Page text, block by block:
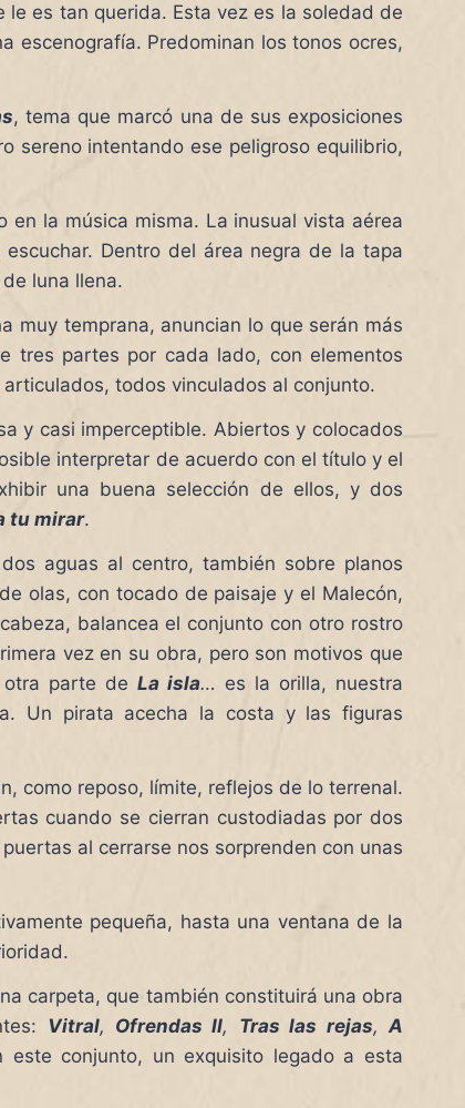
le es tan querida. Esta vez es la soledad de
escenografía. Predominan los tonos ocres,
, tema que marcó una de sus exposiciones
sereno intentando ese peligroso equilibrio,
la música misma. La inusual vista aérea
Dentro del área negra de la tapa
luna llena.
muy temprana, anuncian lo que serán más
tres partes por cada lado, con elementos
todos vinculados al conjunto.
y casi imperceptible. Abiertos y colocados
interpretar de acuerdo con el título y el
una buena selección de ellos, y dos
tu mirar.
aguas al centro, también sobre planos
olas, con tocado de paisaje y el Malecón,
balancea el conjunto con otro rostro
vez en su obra, pero son motivos que
otra parte de La isla… es la orilla, nuestra
Un pirata acecha la costa y las figuras
como reposo, límite, reflejos de lo terrenal.
cuando se cierran custodiadas por dos
al cerrarse nos sorprenden con unas
pequeña, hasta una ventana de la
carpeta, que también constituirá una obra
Vitral, Ofrendas II, Tras las rejas,A
conjunto, un exquisito legado a esta